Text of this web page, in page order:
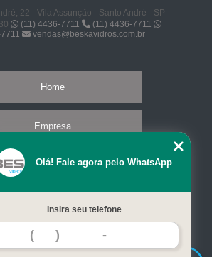
22 - Vila Assunção - Santo André - SP
(11) 4436-7711
(11) 4436-7711
vendas@beskavidros.com.br
Home
Empresa
Missão
Serviços
Contato
Olá! Fale agora pelo WhatsApp
Insira seu telefone